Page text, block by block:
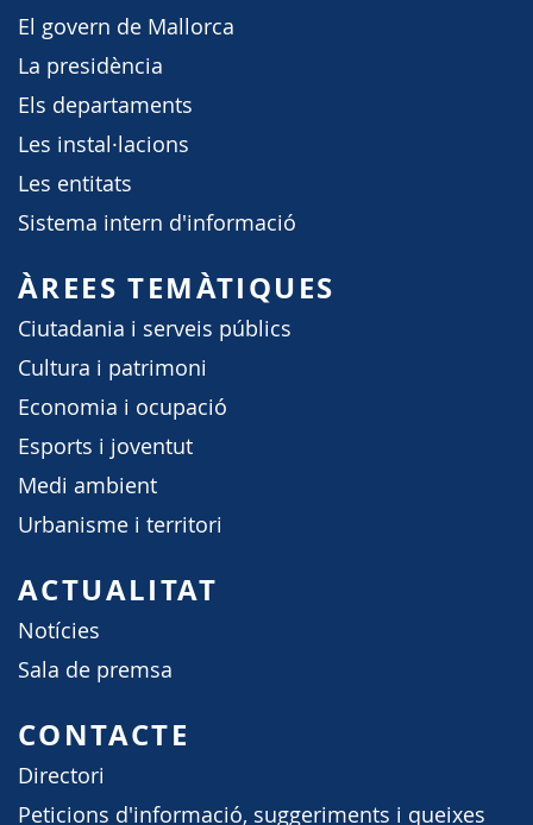
El govern de Mallorca
La presidència
Els departaments
Les instal·lacions
Les entitats
Sistema intern d'informació
ÀREES TEMÀTIQUES
Ciutadania i serveis públics
Cultura i patrimoni
Economia i ocupació
Esports i joventut
Medi ambient
Urbanisme i territori
ACTUALITAT
Notícies
Sala de premsa
CONTACTE
Directori
Peticions d'informació, suggeriments i queixes